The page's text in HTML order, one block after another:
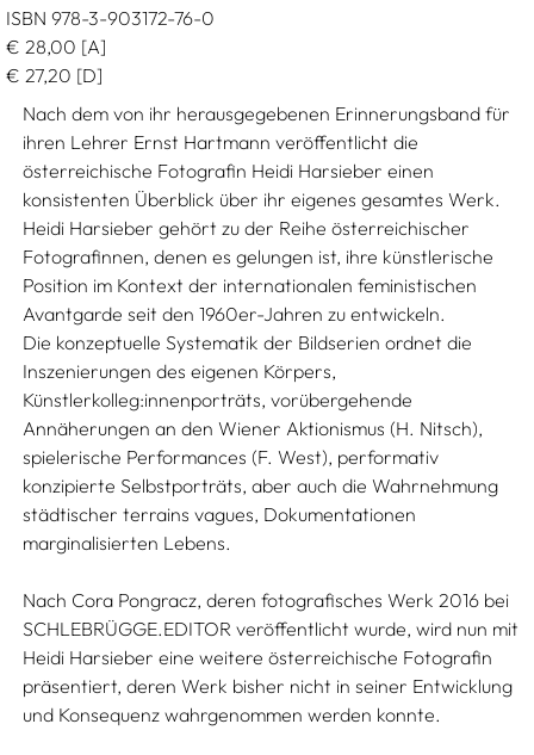
ISBN 978-3-903172-76-0
€ 28,00 [A]
€ 27,20 [D]
Nach dem von ihr herausgegebenen Erinnerungsband für
ihren Lehrer Ernst Hartmann veröffentlicht die
österreichische Fotografin Heidi Harsieber einen
konsistenten Überblick über ihr eigenes gesamtes Werk.
Heidi Harsieber gehört zu der Reihe österreichischer
Fotografinnen, denen es gelungen ist, ihre künstlerische
Position im Kontext der internationalen feministischen
Avantgarde seit den 1960er-Jahren zu entwickeln.
Die konzeptuelle Systematik der Bildserien ordnet die
Inszenierungen des eigenen Körpers,
Künstlerkolleg:innenporträts, vorübergehende
Annäherungen an den Wiener Aktionismus (H. Nitsch),
spielerische Performances (F. West), performativ
konzipierte Selbstporträts, aber auch die Wahrnehmung
städtischer terrains vagues, Dokumentationen
marginalisierten Lebens.
Nach Cora Pongracz, deren fotografisches Werk 2016 bei
SCHLEBRÜGGE.EDITOR veröffentlicht wurde, wird nun mit
Heidi Harsieber eine weitere österreichische Fotografin
präsentiert, deren Werk bisher nicht in seiner Entwicklung
und Konsequenz wahrgenommen werden konnte.